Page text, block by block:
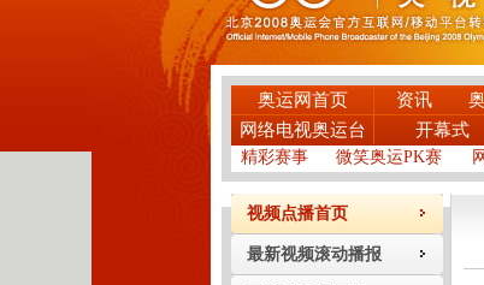
奥运网首页 资讯
网络电视奥运台
开幕式
精彩赛事 微笑奥运PK赛
视频点播首页
最新视频滚动播报